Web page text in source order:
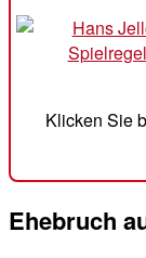
Klicken Sie
Ehebruch